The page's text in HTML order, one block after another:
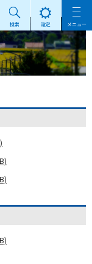
検索 設定 メニュー